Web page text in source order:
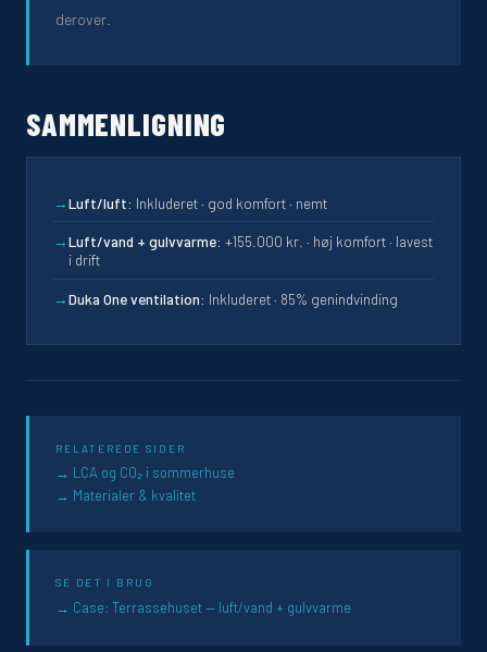
derover.
SAMMENLIGNING
→Luft/luft: Inkluderet · god komfort · nemt
→Luft/vand + gulvvarme: +155.000 kr. · høj komfort · lavest
i drift
→Duka One ventilation: Inkluderet · 85% genindvinding
RELATEREDE SIDER
LCA og CO₂ i sommerhuse
Materialer & kvalitet
SE DET I BRUG
Case: Terrassehuset — luft/vand + gulvvarme